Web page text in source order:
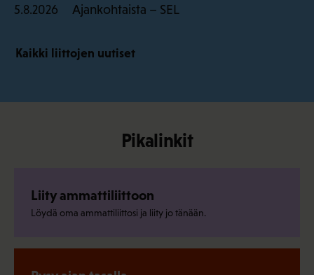
5.8.2026 Ajankohtaista – SEL
Kaikki liittojen uutiset
Pikalinkit
Liity ammattiliittoon
Löydä oma ammattiliittosi ja liity jo tänään.